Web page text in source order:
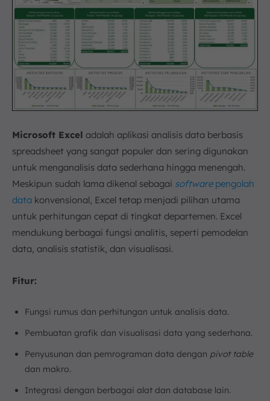
Microsoft Excel adalah aplikasi analisis data berbasis
spreadsheet yang sangat populer dan sering digunakan
untuk menganalisis data sederhana hingga menengah.
Meskipun sudah lama dikenal sebagai softwarepengolah
data konvensional, Excel tetap menjadi pilihan utama
untuk perhitungan cepat di tingkat departemen. Excel
mendukung berbagai fungsi analitis, seperti pemodelan
data, analisis statistik, dan visualisasi.
Fitur:
Fungsi rumus dan perhitungan untuk analisis data.
Pembuatan grafik dan visualisasi data yang sederhana.
Penyusunan dan pemrograman data dengan pivot table
dan makro.
Integrasi dengan berbagai alat dan database lain.